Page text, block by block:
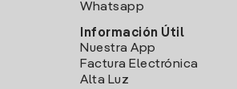
Whatsapp
Información Útil
Nuestra App
Factura Electrónica
Alta Luz